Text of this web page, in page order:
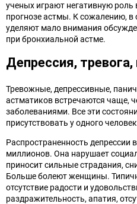
ученых играют негативную роль
прогнозе астмы. К сожалению, в
уделяют мало внимания
при бронхиальной астме.
Депрессия, тревога,
Тревожные, депрессивные,
астматиков встречаются чаще,
заболеваниями. Все эти
присутствовать у одного
Распространенность депрессии
миллионов. Она нарушает
приносит сильные страдания,
Больше болеют женщины.
отсутствие радости и
раздражительность, апатия,